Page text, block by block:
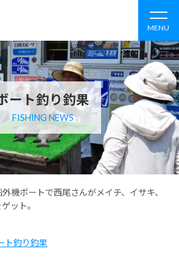
MENU
ート釣り釣果
FISHING NEWS
外機ボートで西尾さんがメイチ、イサキ、
ット。
ト釣り釣果